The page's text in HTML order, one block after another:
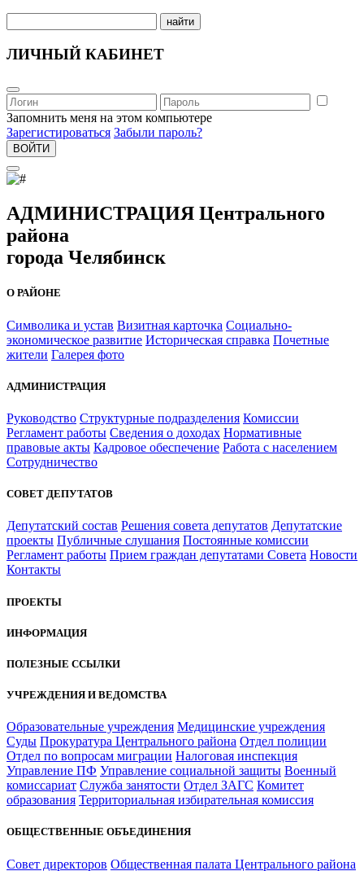
найти
ЛИЧНЫЙ КАБИНЕТ
Запомнить меня на этом компьютере
Зарегистироваться Забыли пароль?
ВОЙТИ
АДМИНИСТРАЦИЯ Центрального
района
города Челябинск
О РАЙОНЕ
Символика и устав Визитная карточка Социально-
экономическое развитие Историческая справка Почетные
жители Галерея фото
АДМИНИСТРАЦИЯ
Руководство Структурные подразделения Комиссии
Регламент работы Сведения о доходах Нормативные
правовые акты Кадровое обеспечение Работа с населением
Сотрудничество
СОВЕТ ДЕПУТАТОВ
Депутатский состав Решения совета депутатов Депутатские
проекты Публичные слушания Постоянные комиссии
Регламент работы Прием граждан депутатами Совета Новости
Контакты
ПРОЕКТЫ
ИНФОРМАЦИЯ
ПОЛЕЗНЫЕ ССЫЛКИ
УЧРЕЖДЕНИЯ И ВЕДОМСТВА
Образовательные учреждения Медицинские учреждения
Суды Прокуратура Центрального района Отдел полиции
Отдел по вопросам миграции Налоговая инспекция
Управление ПФ Управление социальной защиты Военный
комиссариат Служба занятости Отдел ЗАГС Комитет
образования Территориальная избирательная комиссия
ОБЩЕСТВЕННЫЕ ОБЪЕДИНЕНИЯ
Совет директоров Общественная палата Центрального района